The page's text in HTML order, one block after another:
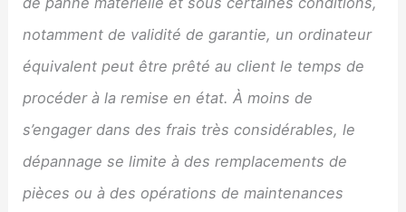
notamment de validité de garantie, un ordinateur
équivalent peut être prêté au client le temps de
procéder à la remise en état. À moins de
s’engager dans des frais très considérables, le
dépannage se limite à des remplacements de
pièces ou à des opérations de maintenances